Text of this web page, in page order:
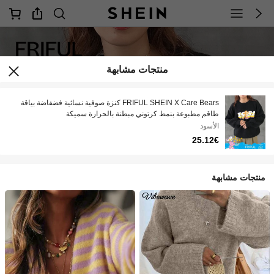
منتجات مشابهة
FRIFUL SHEIN X Care Bears كنزة صوفية نسائية فضفاضة بياقة
طاقم مطبوعة بنمط كرتوني مبطنة بالحرارة سميكة
الأسود
25.12€
منتجات مشابهة